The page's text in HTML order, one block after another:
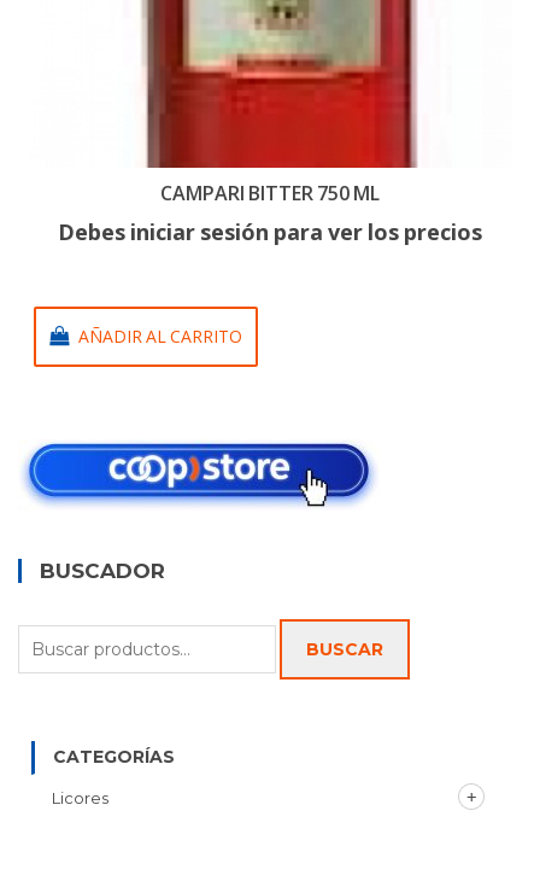
CAMPARI BITTER 750 ML
Debes iniciar sesión para ver los precios
AÑADIR AL CARRITO
BUSCADOR
Buscar
por:
BUSCAR
CATEGORÍAS
Licores